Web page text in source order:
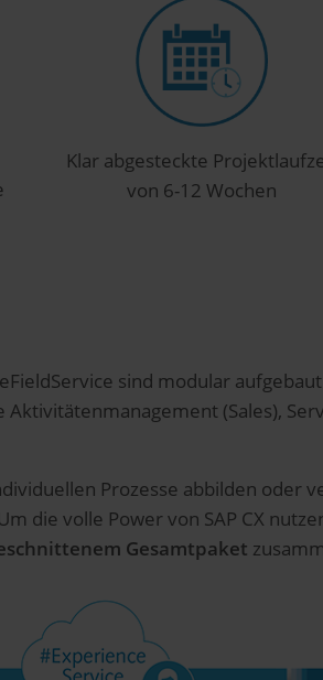
Klar abgesteckte
von 6-12 Wochen
sind modular
(Sales),
Prozesse abbilden oder
die volle Power von SAP CX
Gesamtpaket